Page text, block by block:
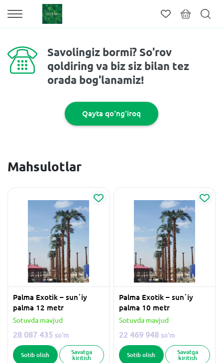
Mahsulotlar
Palma Exotik – sunʼiy
palma 12 metr
Sotuvda mavjud
28 087 435 so'm
Sotib olish
Savatga
kiritish
Palma Exotik – sunʼiy
palma 10 metr
Sotuvda mavjud
22 469 948 so'm
Sotib olish
Savatga
kiritish
Savolingiz bormi? So'rov
qoldiring va biz siz bilan tez
orada bog'lanamiz!
Qayta qo'ng'iroq